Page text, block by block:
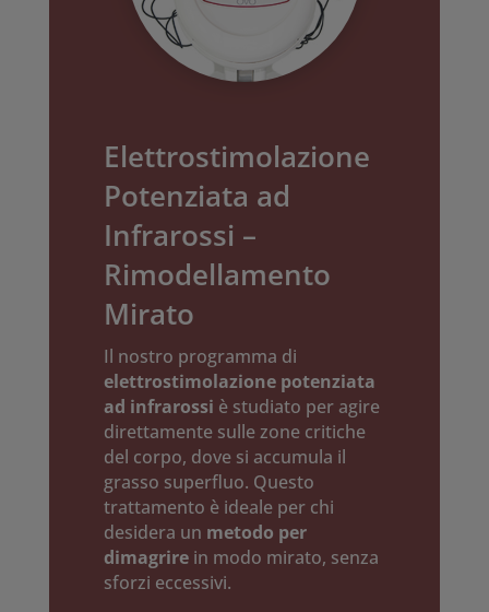
Elettrostimolazione
Potenziata ad
Infrarossi –
Rimodellamento
Mirato
Il nostro programma di
elettrostimolazione potenziata
ad infrarossi è studiato per agire
direttamente sulle zone critiche
del corpo, dove si accumula il
grasso superfluo. Questo
trattamento è ideale per chi
desidera un metodo per
dimagrirein modo mirato, senza
sforzi eccessivi.